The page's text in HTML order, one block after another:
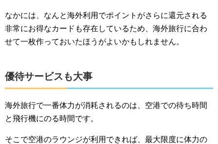
なかには、なんと海外利用でポイントがさらに還元される
非常にお得なカードも存在しているため、海外旅行に合わ
せて一枚作っておいたほうがよいかもしれません。
優待サービスも大事
海外旅行で一番体力が消耗されるのは、空港での待ち時間
と飛行機にのる時間です。
そこで空港のラウンジが利用できれば、最大限度に体力の